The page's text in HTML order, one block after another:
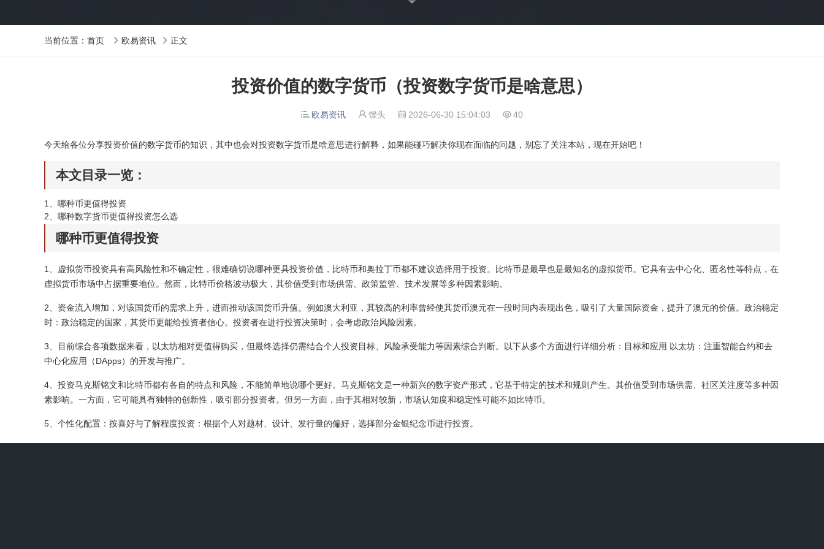
当前位置： 首页  欧易资讯  正文
投资价值的数字货币（投资数字货币是啥意思）
 欧易资讯  馒头  2026-06-30 15:04:03  40
今天给各位分享投资价值的数字货币的知识，其中也会对投资数字货币是啥意思进行解释，如果能碰巧解决你现在面临的问题，别忘了关注本站，现在开始吧！
本文目录一览：
1、 哪种币更值得投资
2、 哪种数字货币更值得投资怎么选
哪种币更值得投资
1、虚拟货币投资具有高风险性和不确定性，很难确切说哪种更具投资价值，比特币和奥拉丁币都不建议选择用于投资。比特币是最早也是最知名的虚拟货币。它具有去中心化、匿名性等特点，在
虚拟货币市场中占据重要地位。然而，比特币价格波动极大，其价值受到市场供需、政策监管、技术发展等多种因素影响。
2、资金流入增加，对该国货币的需求上升，进而推动该国货币升值。例如澳大利亚，其较高的利率曾经使其货币澳元在一段时间内表现出色，吸引了大量国际资金，提升了澳元的价值。政治稳定
时：政治稳定的国家，其货币更能给投资者信心。投资者在进行投资决策时，会考虑政治风险因素。
3、目前综合各项数据来看，以太坊相对更值得购买，但最终选择仍需结合个人投资目标、风险承受能力等因素综合判断。以下从多个方面进行详细分析：目标和应用 以太坊：注重智能合约和去
中心化应用（DApps）的开发与推广。
4、投资马克斯铭文和比特币都有各自的特点和风险，不能简单地说哪个更好。马克斯铭文是一种新兴的数字资产形式，它基于特定的技术和规则产生。其价值受到市场供需、社区关注度等多种因
素影响。一方面，它可能具有独特的创新性，吸引部分投资者。但另一方面，由于其相对较新，市场认知度和稳定性可能不如比特币。
5、个性化配置：按喜好与了解程度投资：根据个人对题材、设计、发行量的偏好，选择部分金银纪念币进行投资。